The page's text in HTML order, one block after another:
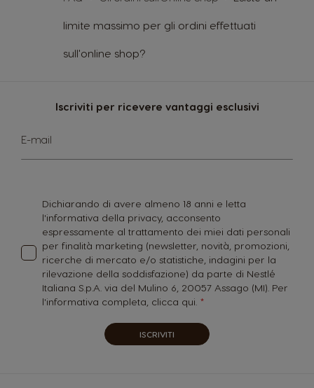
limite massimo per gli ordini effettuati
sull'online shop?
Iscriviti per ricevere vantaggi esclusivi
Iscriviti
alla
nostra
E-mail
Dichiarando di avere almeno 18 anni e letta
l'informativa della privacy, acconsento
espressamente al trattamento dei miei dati personali
per finalità marketing (newsletter, novità, promozioni,
ricerche di mercato e/o statistiche, indagini per la
rilevazione della soddisfazione) da parte di Nestlé
Italiana S.p.A. via del Mulino 6, 20057 Assago (MI). Per
l'informativa completa, clicca qui.
ISCRIVITI